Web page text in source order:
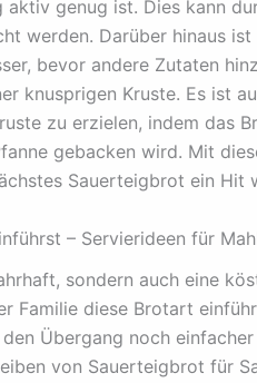
genug ist. Dies kann
werden. Darüber hinaus ist
bevor andere Zutaten
knusprigen Kruste. Es ist
zu erzielen, indem das
gebacken wird. Mit
Sauerteigbrot ein Hit
– Servierideen für
sondern auch eine
Familie diese Brotart
Übergang noch
von Sauerteigbrot für